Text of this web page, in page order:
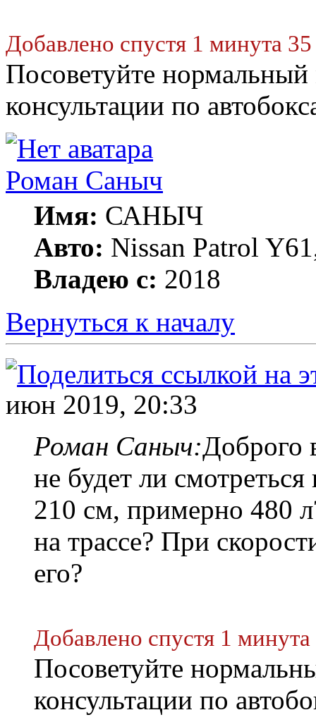
Добавлено спустя 1 минута
Посоветуйте
консультации по
Роман Саныч
Имя: САНЫЧ
Авто: Nissan Patrol
Владею с: 2018
Вернуться к началу
июн 2019, 20:33
Роман Саныч:Доброго
не будет ли
210 см, примерно 480
на трассе? При
его?
Добавлено спустя 1
Посоветуйте
консультации по